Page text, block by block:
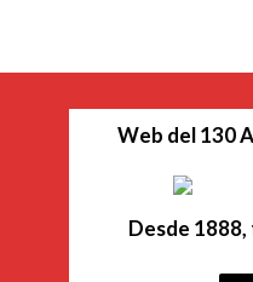
Web del 130
Desde